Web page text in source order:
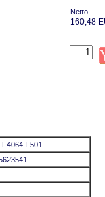
Netto
160,48
L501